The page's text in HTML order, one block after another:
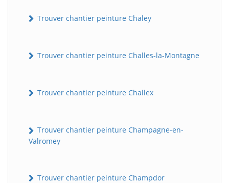
Trouver chantier peinture Chaley
Trouver chantier peinture Challes-la-Montagne
Trouver chantier peinture Challex
Trouver chantier peinture Champagne-en-
Valromey
Trouver chantier peinture Champdor